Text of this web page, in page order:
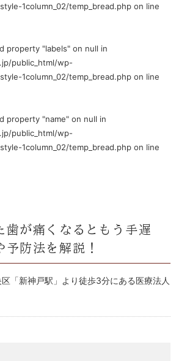
1column_02/temp_bread.phpon line
property "labels" on null in
public_html/wp-
1column_02/temp_bread.phpon line
property "name" on null in
public_html/wp-
1column_02/temp_bread.phpon line
歯が痛くなるともう手遅
予防法を解説！
「新神戸駅」より徒歩3分にある医療法人